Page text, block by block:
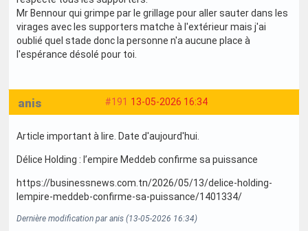
Mr Bennour qui grimpe par le grillage pour aller sauter dans les
virages avec les supporters matche à l'extérieur mais j'ai
oublié quel stade donc la personne n'a aucune place à
l'espérance désolé pour toi.
#191 13-05-2026 16:34
anis
Article important à lire. Date d'aujourd'hui.
Délice Holding : l’empire Meddeb confirme sa puissance
https://businessnews.com.tn/2026/05/13/delice-holding-
lempire-meddeb-confirme-sa-puissance/1401334/
Dernière modification par anis (13-05-2026 16:34)